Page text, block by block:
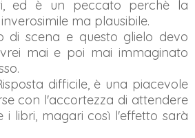
ed è un peccato perchè la
ma plausibile.
di scena e questo glielo devo
mai e poi mai immaginato
difficile, è una piacevole
con l'accortezza di attendere
i libri, magari così l'effetto sarà